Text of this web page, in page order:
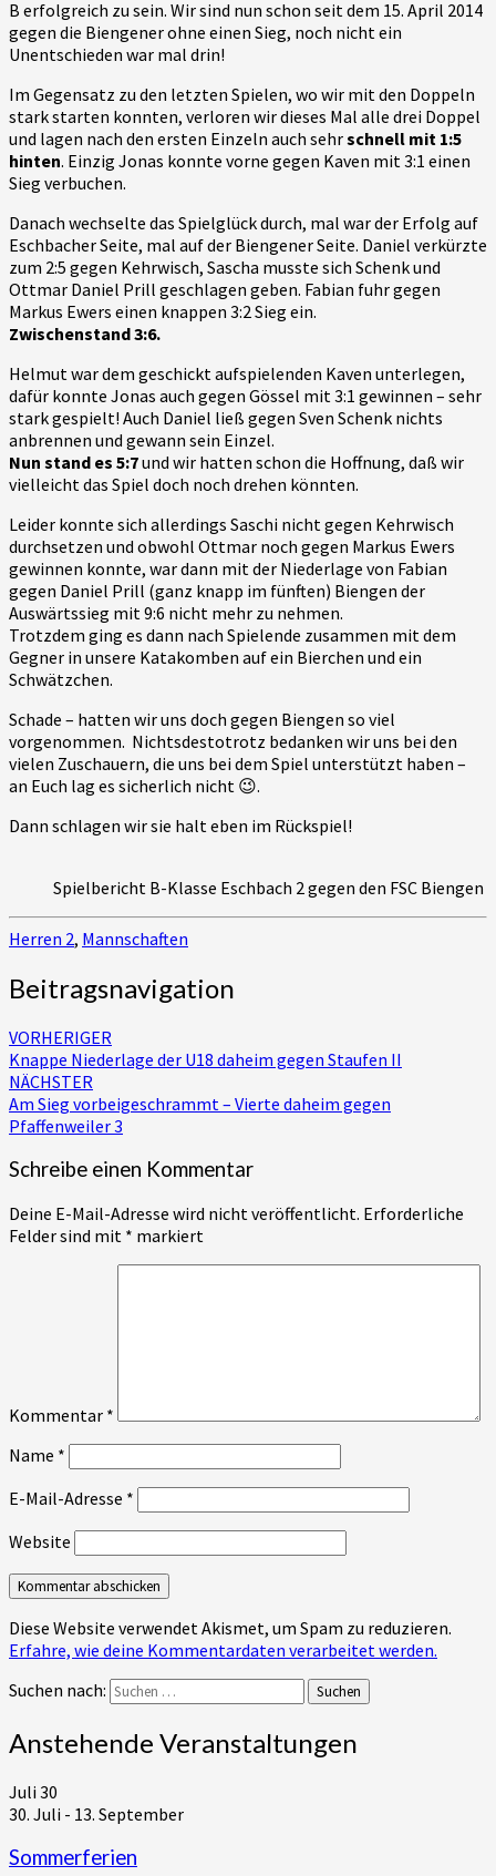
B erfolgreich zu sein. Wir sind nun schon seit dem 15. April 2014
gegen die Biengener ohne einen Sieg, noch nicht ein
Unentschieden war mal drin!
Im Gegensatz zu den letzten Spielen, wo wir mit den Doppeln
stark starten konnten, verloren wir dieses Mal alle drei Doppel
und lagen nach den ersten Einzeln auch sehrschnell mit 1:5
hinten. Einzig Jonas konnte vorne gegen Kaven mit 3:1 einen
Sieg verbuchen.
Danach wechselte das Spielglück durch, mal war der Erfolg auf
Eschbacher Seite, mal auf der Biengener Seite. Daniel verkürzte
zum 2:5 gegen Kehrwisch, Sascha musste sich Schenk und
Ottmar Daniel Prill geschlagen geben. Fabian fuhr gegen
Markus Ewers einen knappen 3:2 Sieg ein.
Zwischenstand 3:6.
Helmut war dem geschickt aufspielenden Kaven unterlegen,
dafür konnte Jonas auch gegen Gössel mit 3:1 gewinnen – sehr
stark gespielt! Auch Daniel ließ gegen Sven Schenk nichts
anbrennen und gewann sein Einzel.
Nun stand es 5:7und wir hatten schon die Hoffnung, daß wir
vielleicht das Spiel doch noch drehen könnten.
Leider konnte sich allerdings Saschi nicht gegen Kehrwisch
durchsetzen und obwohl Ottmar noch gegen Markus Ewers
gewinnen konnte, war dann mit der Niederlage von Fabian
gegen Daniel Prill (ganz knapp im fünften) Biengen der
Auswärtssieg mit 9:6 nicht mehr zu nehmen.
Trotzdem ging es dann nach Spielende zusammen mit dem
Gegner in unsere Katakomben auf ein Bierchen und ein
Schwätzchen.
Schade – hatten wir uns doch gegen Biengen so viel
vorgenommen. Nichtsdestotrotz bedanken wir uns bei den
vielen Zuschauern, die uns bei dem Spiel unterstützt haben –
an Euch lag es sicherlich nicht 😉.
Dann schlagen wir sie halt eben im Rückspiel!
Spielbericht B-Klasse Eschbach 2 gegen den FSC Biengen
Herren 2, Mannschaften
Beitragsnavigation
VORHERIGER
Knappe Niederlage der U18 daheim gegen Staufen II
NÄCHSTER
Am Sieg vorbeigeschrammt – Vierte daheim gegen
Pfaffenweiler 3
Schreibe einen Kommentar
Deine E-Mail-Adresse wird nicht veröffentlicht. Erforderliche
Felder sind mit * markiert
Kommentar *
Name *
E-Mail-Adresse *
Website
Diese Website verwendet Akismet, um Spam zu reduzieren.
Erfahre, wie deine Kommentardaten verarbeitet werden.
Suchen nach:
Suchen
Anstehende Veranstaltungen
Juli 30
30. Juli - 13. September
Sommerferien